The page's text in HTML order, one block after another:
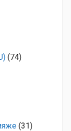
(74)
(31)